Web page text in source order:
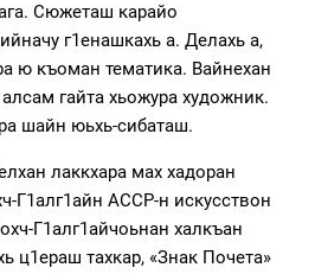
Сюжеташ карайо
г1енашкахь а. Делахь а,
ю къоман тематика. Вайнехан
гайта хьожура художник.
шайн юьхь-сибаташ.
лаккхара мах хадоран
Г1алг1айн АССР-н искусствон
Г1алг1айчоьнан халкъан
ц1ераш тахкар, «Знак Почета»